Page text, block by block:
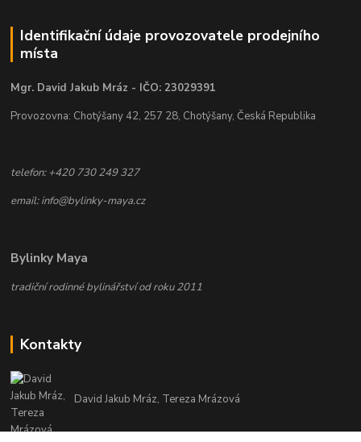
Identifikační údaje provozovatele prodejního
místa
Mgr. David Jakub Mráz - IČO: 23029391
Provozovna: Chotýšany 42, 257 28, Chotýšany, Česká Republika
telefon: +420 730 249 327
email: info@bylinky-maya.cz
Bylinky Maya
tradiční rodinné bylinářství od roku 2011
Kontakty
David Jakub Mráz, Tereza Mrázová